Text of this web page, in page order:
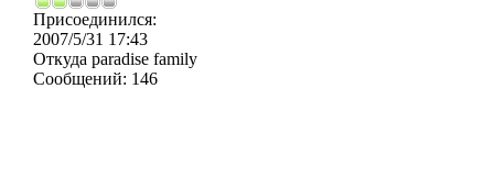
Присоединился:
2007/5/31 17:43
Откуда paradise family
Сообщений: 146